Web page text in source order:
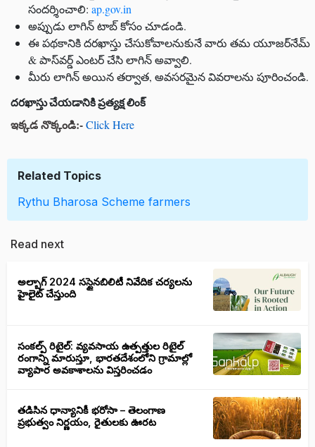
సందర్శించాలి: ap.gov.in
అప్పుడు లాగిన్ టాబ్ కోసం చూడండి.
ఈ పథకానికి దరఖాస్తు చేసుకోవాలనుకునే వారు తమ యూజర్‌నేమ్
& పాస్‌వర్డ్ ఎంటర్ చేసి లాగిన్ అవ్వాలి.
మీరు లాగిన్ అయిన తర్వాత, అవసరమైన వివరాలను పూరించండి.
దరఖాస్తుచేయడానికిప్రత్యక్షలింక్
ఇక్కడనొక్కండి:-Click Here
Related Topics
Rythu Bharosa Scheme farmers
Read next
అల్బాగ్ 2024 సస్టైనబిలిటీ నివేదిక చర్యలను
హైలైట్ చేస్తుంది
సంకల్ప్ రిటైల్: వ్యవసాయ ఉత్పత్తుల రిటైల్
రంగాన్ని మారుస్తూ, భారతదేశంలోని గ్రామాల్లో
వ్యాపార అవకాశాలను విస్తరించడం
తడిసిన ధాన్యానికీ భరోసా – తెలంగాణ
ప్రభుత్వం నిర్ణయం, రైతులకు ఊరట